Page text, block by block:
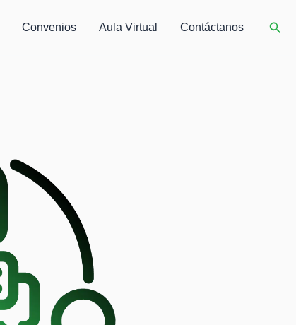
Convenios Aula Virtual Contáctanos